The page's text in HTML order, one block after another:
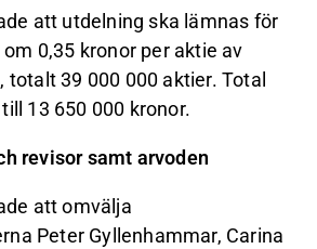
att utdelning ska lämnas för
0,35 kronor per aktie av
totalt 39 000 000 aktier. Total
13 650 000 kronor.
revisor samt arvoden
att omvälja
Peter Gyllenhammar, Carina